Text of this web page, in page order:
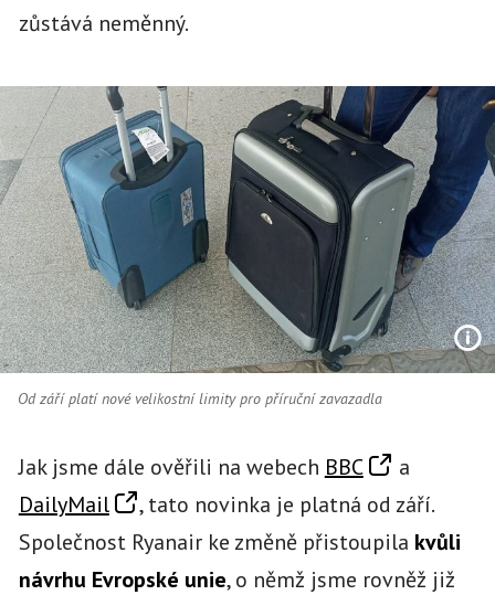
zůstává neměnný.
Od září platí nové velikostní limity pro příruční zavazadla
Jak jsme dále ověřili na webech BBC
a
DailyMail
, tato novinka je platná od září.
Společnost Ryanair ke změně přistoupila kvůli
návrhu Evropské unie, o němž jsme rovněž již